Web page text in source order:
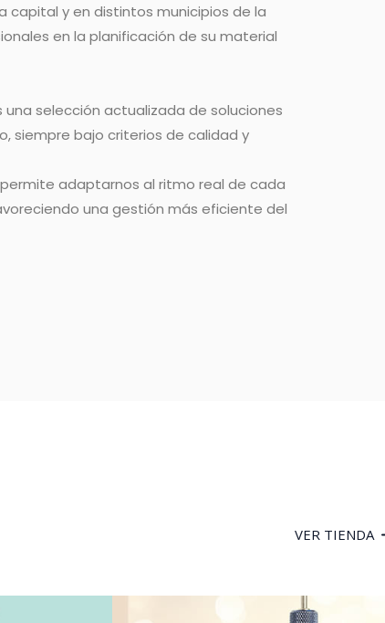
capital y en distintos municipios de la
en la planificación de su material
selección actualizada de soluciones
siempre bajo criterios de calidad y
adaptarnos al ritmo real de cada
una gestión más eficiente del
VER TIENDA